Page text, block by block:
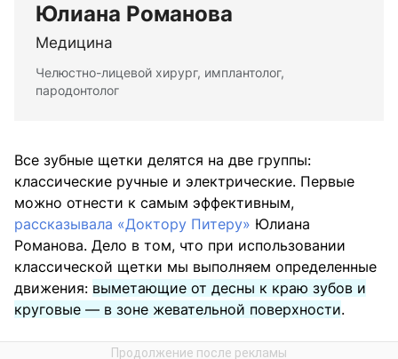
Юлиана Романова
Медицина
Челюстно-лицевой хирург, имплантолог,
пародонтолог
Все зубные щетки делятся на две группы:
классические ручные и электрические. Первые
можно отнести к самым эффективным,
рассказывала «Доктору Питеру» Юлиана
Романова. Дело в том, что при использовании
классической щетки мы выполняем определенные
движения: выметающие от десны к краю зубов и
круговые — в зоне жевательной поверхности.